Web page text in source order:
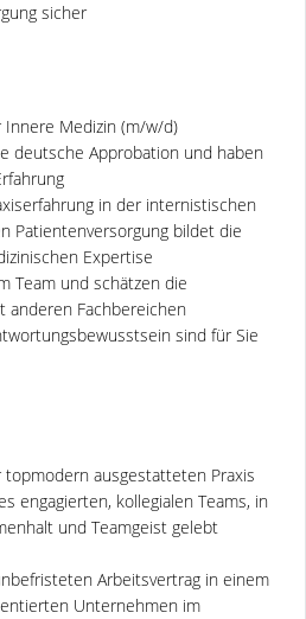
sicher
Innere Medizin (m/w/d)
deutsche Approbation und haben
in der internistischen
Patientenversorgung bildet die
Expertise
Team und schätzen die
anderen Fachbereichen
sind für Sie
ausgestatteten Praxis
engagierten, kollegialen Teams, in
und Teamgeist gelebt
Arbeitsvertrag in einem
Unternehmen im